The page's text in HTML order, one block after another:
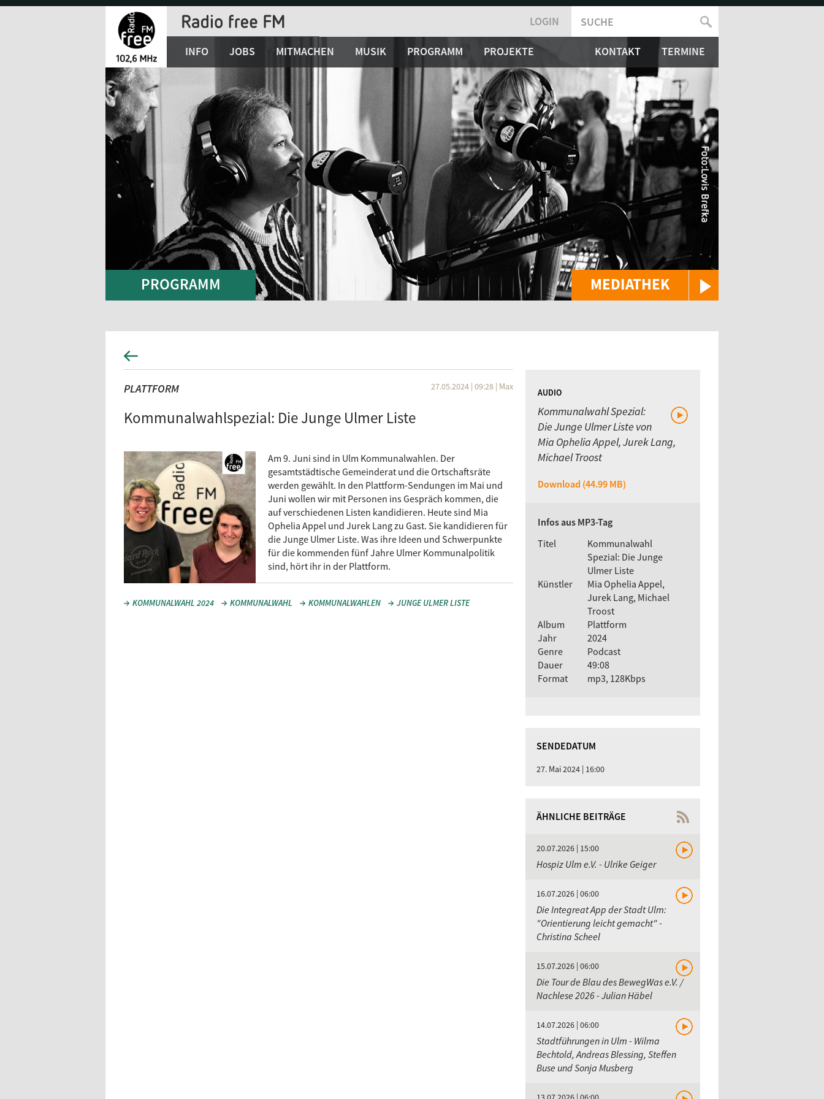
Jump
MEDIATHEK
LOGIN
SUCHFORMULAR
SUCHE
INFO JOBS MITMACHEN MUSIK PROGRAMM PROJEKTE KONTAKT TERMINE
PROGRAMM
PLATTFORM 27.05.2024 | 09:28 | Max
Kommunalwahlspezial: Die Junge Ulmer Liste
Am 9. Juni sind in Ulm Kommunalwahlen. Der
gesamtstädtische Gemeinderat und die Ortschaftsräte
werden gewählt. In den Plattform-Sendungen im Mai und
Juni wollen wir mit Personen ins Gespräch kommen, die
auf verschiedenen Listen kandidieren. Heute sind Mia
Ophelia Appel und Jurek Lang zu Gast. Sie kandidieren für
die Junge Ulmer Liste. Was ihre Ideen und Schwerpunkte
für die kommenden fünf Jahre Ulmer Kommunalpolitik
sind, hört ihr in der Plattform.
KOMMUNALWAHL 2024 KOMMUNALWAHL KOMMUNALWAHLEN JUNGE ULMER LISTE
AUDIO
Kommunalwahl Spezial:
Die Junge Ulmer Liste von
Mia Ophelia Appel, Jurek Lang,
Michael Troost
Download (44.99 MB)
Infos aus MP3-Tag
Titel
Kommunalwahl
Spezial: Die Junge
Ulmer Liste
Künstler
Mia Ophelia Appel,
Jurek Lang, Michael
Troost
Album
Plattform
Jahr
2024
Genre
Podcast
Dauer
49:08
Format
mp3, 128Kbps
SENDEDATUM
27. Mai 2024 | 16:00
ÄHNLICHE BEITRÄGE
20.07.2026 | 15:00
Hospiz Ulm e.V. - Ulrike Geiger
16.07.2026 | 06:00
Die Integreat App der Stadt Ulm:
"Orientierung leicht gemacht" -
Christina Scheel
15.07.2026 | 06:00
Die Tour de Blau des BewegWas e.V. /
Nachlese 2026 - Julian Häbel
14.07.2026 | 06:00
Stadtführungen in Ulm - Wilma
Bechtold, Andreas Blessing, Steffen
Buse und Sonja Musberg